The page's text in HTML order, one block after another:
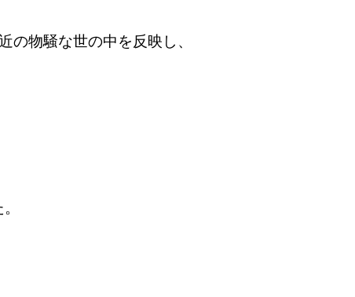
の物騒な世の中を反映し、